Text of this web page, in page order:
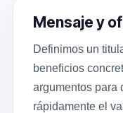
Mensaje y
Definimos un
beneficios
argumentos para
rápidamente el